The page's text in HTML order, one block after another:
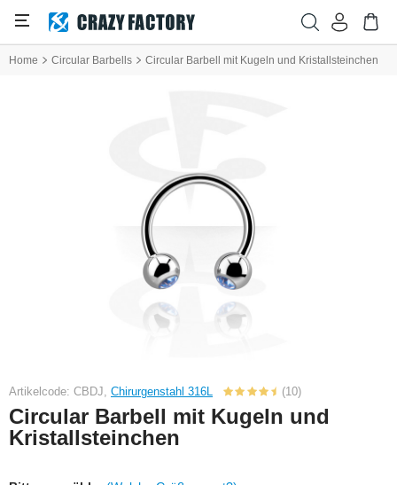
Home Circular Barbells Circular Barbell mit Kugeln und Kristallsteinchen
Artikelcode: CBDJ, Chirurgenstahl 316L (10)
Circular Barbell mit Kugeln und
Kristallsteinchen